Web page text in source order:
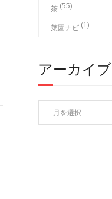
茶 (55)
菜園ナビ (1)
アーカイブ
ア
カ